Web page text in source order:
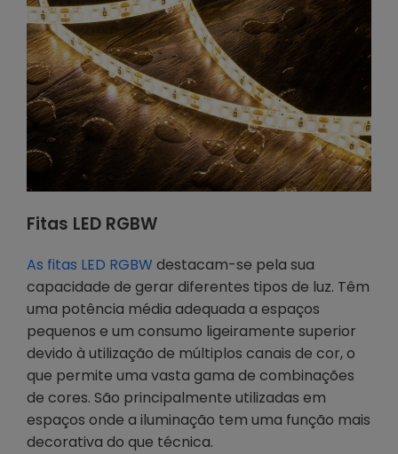
Fitas LED RGBW
As fitas LED RGBW destacam-se pela sua
capacidade de gerar diferentes tipos de luz. Têm
uma potência média adequada a espaços
pequenos e um consumo ligeiramente superior
devido à utilização de múltiplos canais de cor, o
que permite uma vasta gama de combinações
de cores. São principalmente utilizadas em
espaços onde a iluminação tem uma função mais
decorativa do que técnica.